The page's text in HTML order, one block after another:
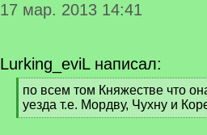
17 мар. 2013 14:41
Lurking_eviL написал:
[
q
]
по всем том Княжестве что
уезда т.е. Мордву, Чухну и
[